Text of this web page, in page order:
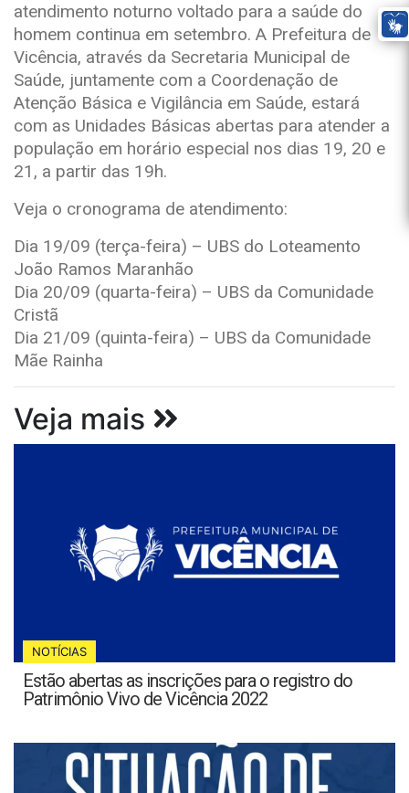
atendimento noturno voltado para a saúde do
homem continua em setembro. A Prefeitura de
Vicência, através da Secretaria Municipal de
Saúde, juntamente com a Coordenação de
Atenção Básica e Vigilância em Saúde, estará
com as Unidades Básicas abertas para atender a
população em horário especial nos dias 19, 20 e
21, a partir das 19h.
Veja o cronograma de atendimento:
Dia 19/09 (terça-feira) – UBS do Loteamento
João Ramos Maranhão
Dia 20/09 (quarta-feira) – UBS da Comunidade
Cristã
Dia 21/09 (quinta-feira) – UBS da Comunidade
Mãe Rainha
Veja mais
NOTÍCIAS
Estão abertas as inscrições para o registro do
Patrimônio Vivo de Vicência 2022